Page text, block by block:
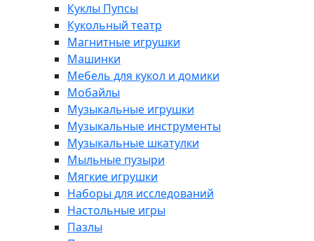
Куклы Пупсы
Кукольный театр
Магнитные игрушки
Машинки
Мебель для кукол и домики
Мобайлы
Музыкальные игрушки
Музыкальные инструменты
Музыкальные шкатулки
Мыльные пузыри
Мягкие игрушки
Наборы для исследований
Настольные игры
Пазлы